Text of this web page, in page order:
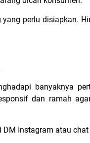
perlu disiapkan.
banyaknya
dan ramah
Instagram atau chat